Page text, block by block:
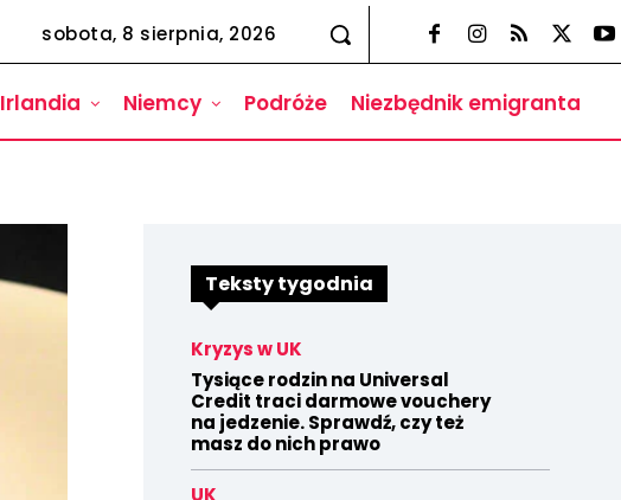
sobota, 8 sierpnia, 2026
Irlandia Niemcy Podróże Niezbędnik emigranta
Teksty tygodnia
Kryzys w UK
Tysiące rodzin na Universal
Credit traci darmowe vouchery
na jedzenie. Sprawdź, czy też
masz do nich prawo
UK